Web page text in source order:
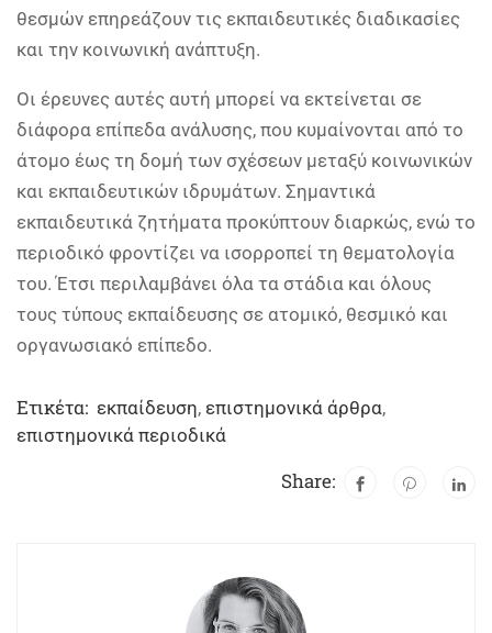
θεσμών επηρεάζουν τις εκπαιδευτικές διαδικασίες
και την κοινωνική ανάπτυξη.
Οι έρευνες αυτές αυτή μπορεί να εκτείνεται σε
διάφορα επίπεδα ανάλυσης, που κυμαίνονται από το
άτομο έως τη δομή των σχέσεων μεταξύ κοινωνικών
και εκπαιδευτικών ιδρυμάτων. Σημαντικά
εκπαιδευτικά ζητήματα προκύπτουν διαρκώς, ενώ το
περιοδικό φροντίζει να ισορροπεί τη θεματολογία
του. Έτσι περιλαμβάνει όλα τα στάδια και όλους
τους τύπους εκπαίδευσης σε ατομικό, θεσμικό και
οργανωσιακό επίπεδο.
Ετικέτα: εκπαίδευση, επιστημονικά άρθρα,
επιστημονικά περιοδικά
Share: